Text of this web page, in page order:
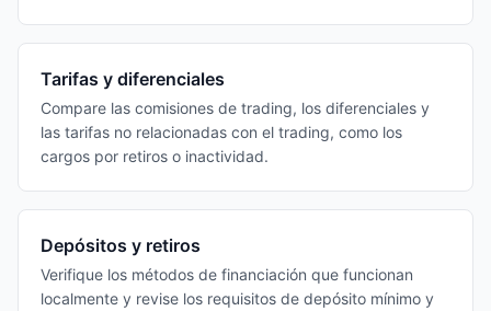
Tarifas y diferenciales
Compare las comisiones de trading, los diferenciales y
las tarifas no relacionadas con el trading, como los
cargos por retiros o inactividad.
Depósitos y retiros
Verifique los métodos de financiación que funcionan
localmente y revise los requisitos de depósito mínimo y